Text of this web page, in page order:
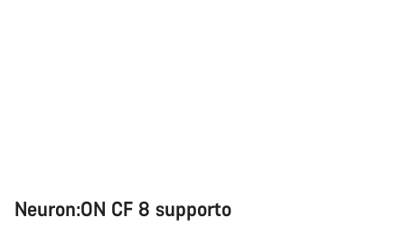
Neuron:ON CF 8 supporto